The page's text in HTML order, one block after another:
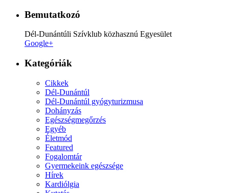
Bemutatkozó
Dél-Dunántúli Szívklub közhasznú Egyesület
Google+
Kategóriák
Cikkek
Dél-Dunántúl
Dél-Dunántúl gyógyturizmusa
Dohányzás
Egészségmegőrzés
Egyéb
Életmód
Featured
Fogalomtár
Gyermekeink egészsége
Hírek
Kardiólgia